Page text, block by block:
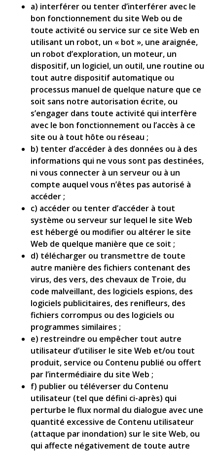
a) interférer ou tenter d’interférer avec le
bon fonctionnement du site Web ou de
toute activité ou service sur ce site Web en
utilisant un robot, un « bot », une araignée,
un robot d’exploration, un moteur, un
dispositif, un logiciel, un outil, une routine ou
tout autre dispositif automatique ou
processus manuel de quelque nature que ce
soit sans notre autorisation écrite, ou
s’engager dans toute activité qui interfère
avec le bon fonctionnement ou l’accès à ce
site ou à tout hôte ou réseau ;
b) tenter d’accéder à des données ou à des
informations qui ne vous sont pas destinées,
ni vous connecter à un serveur ou à un
compte auquel vous n’êtes pas autorisé à
accéder ;
c) accéder ou tenter d’accéder à tout
système ou serveur sur lequel le site Web
est hébergé ou modifier ou altérer le site
Web de quelque manière que ce soit ;
d) télécharger ou transmettre de toute
autre manière des fichiers contenant des
virus, des vers, des chevaux de Troie, du
code malveillant, des logiciels espions, des
logiciels publicitaires, des renifleurs, des
fichiers corrompus ou des logiciels ou
programmes similaires ;
e) restreindre ou empêcher tout autre
utilisateur d’utiliser le site Web et/ou tout
produit, service ou Contenu publié ou offert
par l’intermédiaire du site Web ;
f) publier ou téléverser du Contenu
utilisateur (tel que défini ci-après) qui
perturbe le flux normal du dialogue avec une
quantité excessive de Contenu utilisateur
(attaque par inondation) sur le site Web, ou
qui affecte négativement de toute autre